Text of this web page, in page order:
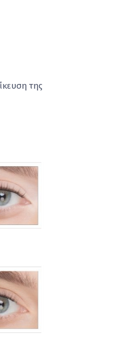
της